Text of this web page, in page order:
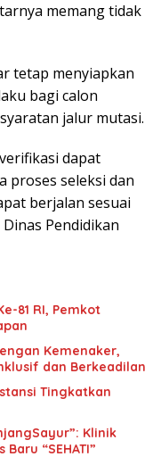
memang tidak
tetap menyiapkan
bagi calon
jalur mutasi.
dapat
proses seleksi dan
berjalan sesuai
Pendidikan
81 RI, Pemkot
Kemenaker,
dan Berkeadilan
Tingkatkan
Klinik
“SEHATI”